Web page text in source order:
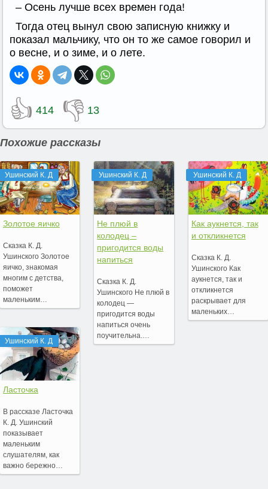
– Осень лучше всех времен года!
Тогда отец вынул свою записную книжку и
показал мальчику, что он то же самое говорил и
о весне, и о зиме, и о лете.
👍 414 👎 13
Похожие рассказы
Ушинский К. Д
Золотое яичко
Сказка К. Д.
Ушинского Золотое
яичко, знакомая
многим с детства,
поможет
маленьким…
Ушинский К. Д
Ласточка
В рассказе Ласточка
К. Д. Ушинский
показывает
маленьким
слушателям, как
важно бережно…
Ушинский К. Д
Не плюй в
колодец –
пригодится воды
напиться
Сказка К. Д.
Ушинского Не плюй в
колодец —
пригодится воды
напиться очень
поучительна.…
Ушинский К. Д
Как аукнется, так
и откликнется
Сказка К. Д.
Ушинского Как
аукнется, так и
откликнется
раскрывает для
маленьких…